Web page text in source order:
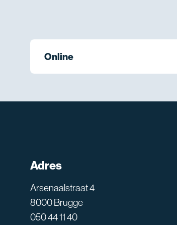
Online
Adres
Arsenaalstraat 4
8000 Brugge
050 44 11 40